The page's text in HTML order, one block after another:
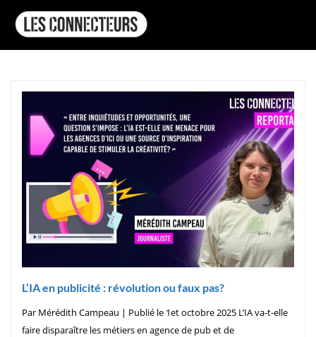
L’IA en publicité : révolution ou faux pas?
Par Mérédith Campeau | Publié le 1et octobre 2025 L’IA va-t-elle
faire disparaître les métiers en agence de pub et de